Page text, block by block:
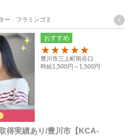
利用
情報をもとに、個人を特定できな
を作成することがあります。個人
については、当社は何ら制限なく
とします。
ー フラミンゴ２
得実績あり/豊川市【KCA-
おすすめ
100
豊川市三上町雨谷口
時給1,500円～ 1,500円